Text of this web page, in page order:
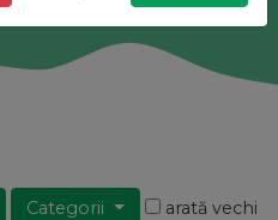
Categorii arată vechi